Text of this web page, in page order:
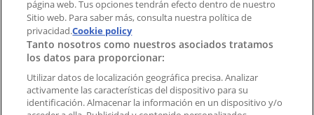
Marcas locales
Negocios
Negocios cercanos
Productos
Productos locales
Ciudades
página web. Tus opciones tendrán efecto dentro de nuestro
Sitio web. Para saber más, consulta nuestra política de
privacidad.Cookie policy
Tanto nosotros como nuestros asociados tratamos
los datos para proporcionar:
Utilizar datos de localización geográfica precisa. Analizar
activamente las características del dispositivo para su
identificación. Almacenar la información en un dispositivo y/o